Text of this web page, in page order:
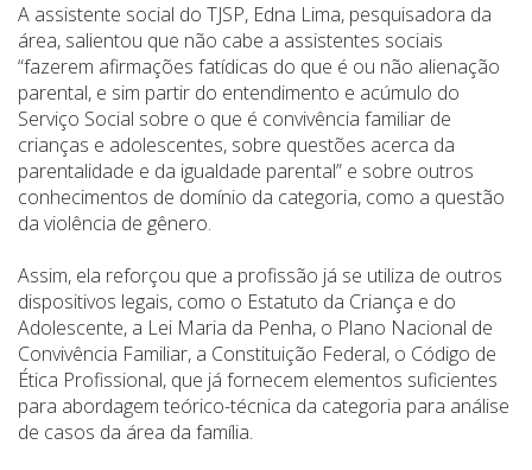
A assistente social do TJSP, Edna Lima, pesquisadora da
área, salientou que não cabe a assistentes sociais
“fazerem afirmações fatídicas do que é ou não alienação
parental, e sim partir do entendimento e acúmulo do
Serviço Social sobre o que é convivência familiar de
crianças e adolescentes, sobre questões acerca da
parentalidade e da igualdade parental” e sobre outros
conhecimentos de domínio da categoria, como a questão
da violência de gênero.
Assim, ela reforçou que a profissão já se utiliza de outros
dispositivos legais, como o Estatuto da Criança e do
Adolescente, a Lei Maria da Penha, o Plano Nacional de
Convivência Familiar, a Constituição Federal, o Código de
Ética Profissional, que já fornecem elementos suficientes
para abordagem teórico-técnica da categoria para análise
de casos da área da família.